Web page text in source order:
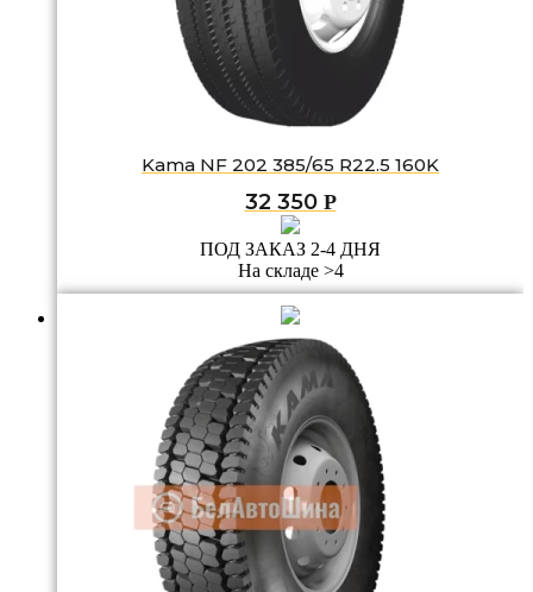
Kama NF 202 385/65 R22.5 160K
32 350 Р
ПОД ЗАКАЗ 2-4 ДНЯ
На складе >4